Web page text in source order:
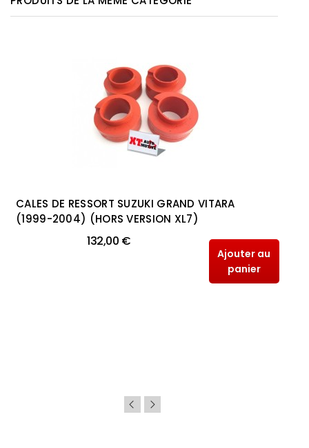
CALES DE RESSORT SUZUKI GRAND VITARA
(1999-2004) (HORS VERSION XL7)
132,00 €
Ajouter au
panier